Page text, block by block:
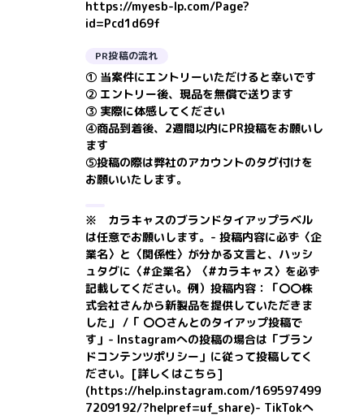
https://myesb-lp.com/Page?
id=Pcd1d69f
PR投稿の流れ
① 当案件にエントリーいただけると幸いです
② エントリー後、現品を無償で送ります
③ 実際に体感してください
④商品到着後、2週間以内にPR投稿をお願いし
ます
⑤投稿の際は弊社のアカウントのタグ付けを
お願いいたします。
※ カラキャスのブランドタイアップラベル
は任意でお願いします。- 投稿内容に必ず〈企
業名〉と〈関係性〉が分かる文言と、ハッシ
ュタグに〈#企業名〉〈#カラキャス〉を必ず
記載してください。 例）投稿内容：「〇〇株
式会社さんから新製品を提供していただきま
した」 /「 〇〇さんとのタイアップ投稿で
す」 - Instagramへの投稿の場合は「ブラン
ドコンテンツポリシー」に従って投稿してく
ださい。 [詳しくはこちら]
(https://help.instagram.com/169597499
7209192/?helpref=uf_share)- TikTokへ